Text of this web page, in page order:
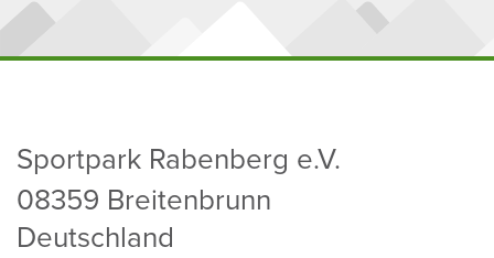
Sport­park Raben­berg e.V.
08359 Brei­ten­brunn
Deutsch­land